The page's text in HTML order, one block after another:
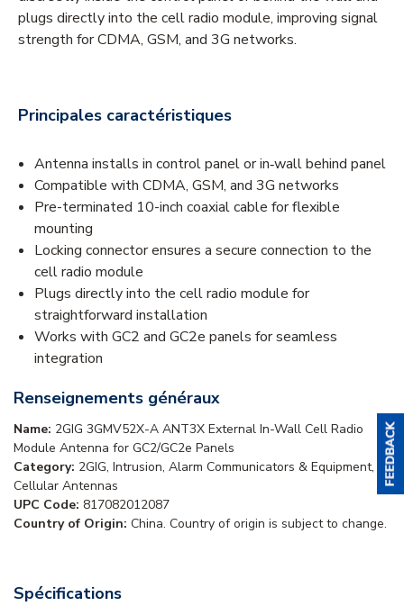
plugs directly into the cell radio module, improving signal
strength for CDMA, GSM, and 3G networks.
Principales caractéristiques
Antenna installs in control panel or in‑wall behind panel
Compatible with CDMA, GSM, and 3G networks
Pre-terminated 10-inch coaxial cable for flexible
mounting
Locking connector ensures a secure connection to the
cell radio module
Plugs directly into the cell radio module for
straightforward installation
Works with GC2 and GC2e panels for seamless
integration
Renseignements généraux
Name: 2GIG 3GMV52X-A ANT3X External In-Wall Cell Radio
Module Antenna for GC2/GC2e Panels
Category: 2GIG, Intrusion, Alarm Communicators & Equipment,
Cellular Antennas
UPC Code: 817082012087
Country of Origin: China. Country of origin is subject to change.
Spécifications